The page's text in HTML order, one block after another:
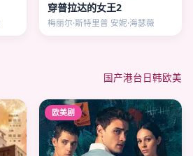
穿普拉达的女王2
梅丽尔·斯特里普 安妮·海瑟薇
国产港台日韩欧美
欧美剧